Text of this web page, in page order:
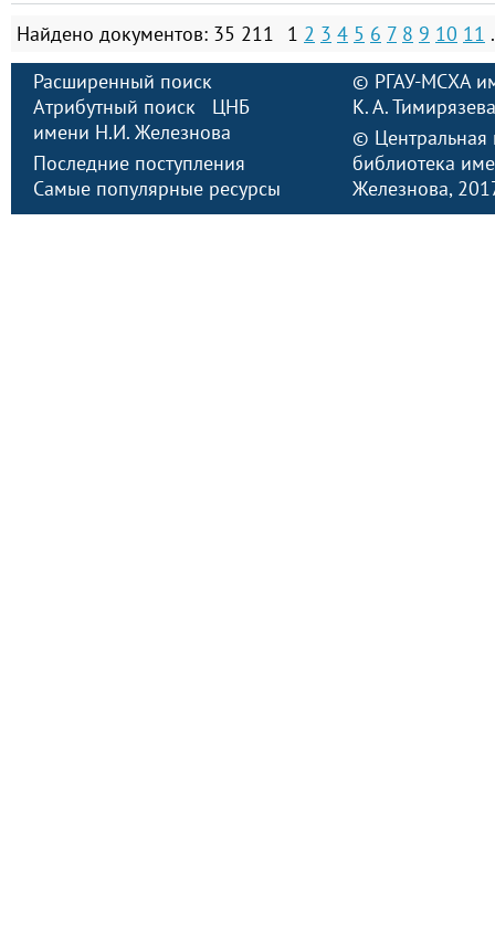
Найдено документов: 35 211
1 2 3 4 5 6 7 8 9 10 11
Расширенный поиск
Атрибутный поиск
ЦНБ
имени Н.И. Железнова
Последние поступления
Самые популярные ресурсы
© РГАУ-МСХА
К. А. Тимирязева
© Центральная
библиотека
Железнова,